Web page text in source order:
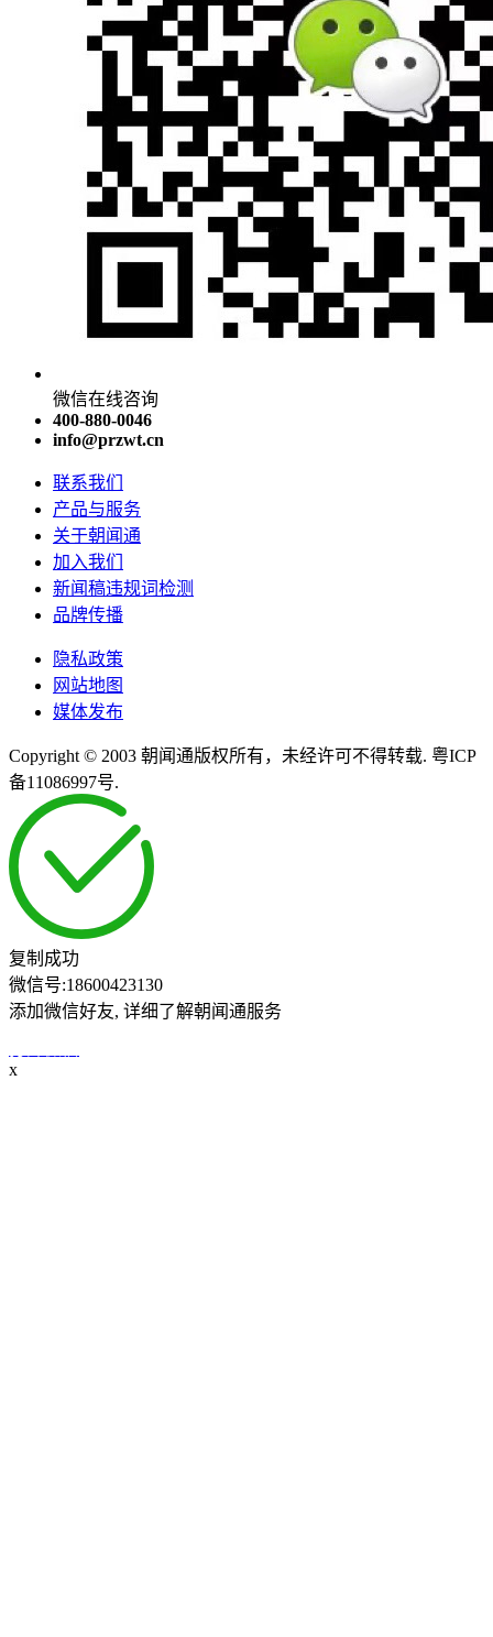
微信在线咨询
400-880-0046
info@przwt.cn
联系我们
产品与服务
关于朝闻通
加入我们
新闻稿违规词检测
品牌传播
隐私政策
网站地图
媒体发布
Copyright © 2003 朝闻通版权所有，未经许可不得转载. 粤ICP
备11086997号.
复制成功
微信号:18600423130
添加微信好友, 详细了解朝闻通服务
x